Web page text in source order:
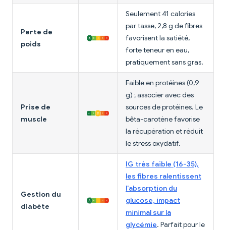
Perte de
poids
Seulement 41 calories
par tasse, 2,8 g de fibres
favorisent la satiété,
forte teneur en eau,
pratiquement sans gras.
Prise de
muscle
Faible en protéines (0,9
g) ; associer avec des
sources de protéines. Le
bêta-carotène favorise
la récupération et réduit
le stress oxydatif.
Gestion du
diabète
IG très faible (16-35),
les fibres ralentissent
l'absorption du
glucose, impact
minimal sur la
glycémie. Parfait pour le